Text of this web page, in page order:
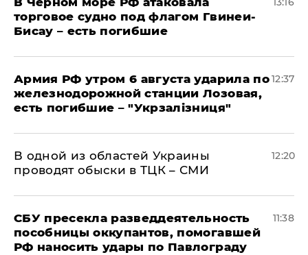
торговое судно под флагом Гвинеи-
Бисау – есть погибшие
Армия РФ утром 6 августа ударила по
железнодорожной станции Лозовая,
есть погибшие – "Укрзалізниця"
12:37
В одной из областей Украины
проводят обыски в ТЦК – СМИ
12:20
СБУ пресекла разведдеятельность
пособницы оккупантов, помогавшей
РФ наносить удары по Павлограду
11:38